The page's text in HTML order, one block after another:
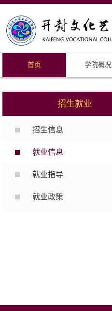
首页 学院概况
招生就业
招生信息
就业信息
就业指导
就业政策